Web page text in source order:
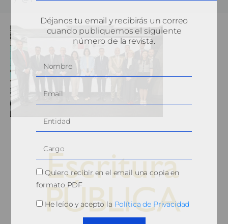
Déjanos tu email y recibirás un correo
cuando publiquemos el siguiente
número de la revista.
Quiero recibir en el email una copia en
formato PDF
He leído y acepto la Política de Privacidad